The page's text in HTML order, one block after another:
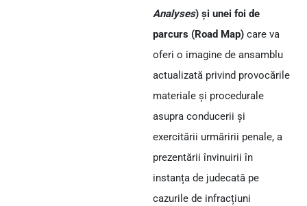
Analyses) și unei foi de
parcurs (Road Map) care va
oferi o imagine de ansamblu
actualizată privind provocările
materiale și procedurale
asupra conducerii și
exercitării urmăririi penale, a
prezentării învinuirii în
instanța de judecată pe
cazurile de infracțiuni